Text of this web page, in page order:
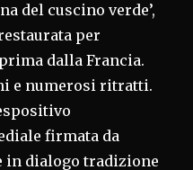
del cuscino verde’,
per
dalla Francia.
e numerosi ritratti.
firmata da
in dialogo tradizione